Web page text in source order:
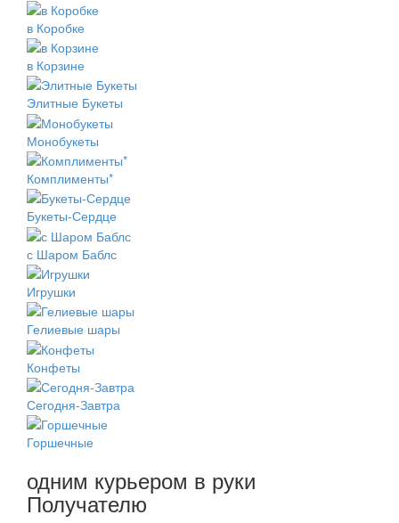
в Коробке
в Корзине
Элитные Букеты
Монобукеты
Комплименты*
Букеты-Сердце
с Шаром Баблс
Игрушки
Гелиевые шары
Конфеты
Сегодня-Завтра
Горшечные
одним курьером в руки
Получателю